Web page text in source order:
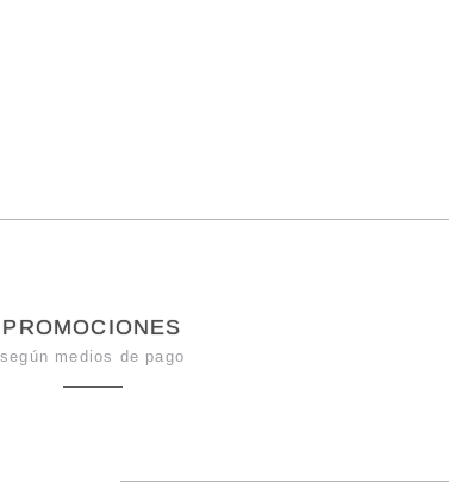
PROMOCIONES
según medios de pago